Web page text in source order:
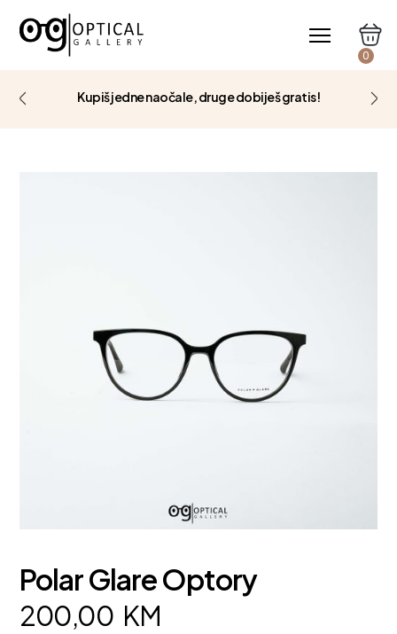
0
Kupiš jedne naočale, druge dobiješ gratis!
Polar Glare Optory
200,00 KM